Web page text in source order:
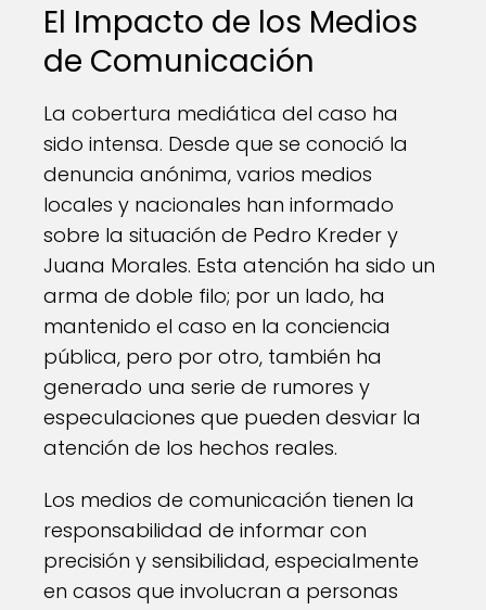
El Impacto de los Medios
de Comunicación
La cobertura mediática del caso ha
sido intensa. Desde que se conoció la
denuncia anónima, varios medios
locales y nacionales han informado
sobre la situación de Pedro Kreder y
Juana Morales. Esta atención ha sido un
arma de doble filo; por un lado, ha
mantenido el caso en la conciencia
pública, pero por otro, también ha
generado una serie de rumores y
especulaciones que pueden desviar la
atención de los hechos reales.
Los medios de comunicación tienen la
responsabilidad de informar con
precisión y sensibilidad, especialmente
en casos que involucran a personas